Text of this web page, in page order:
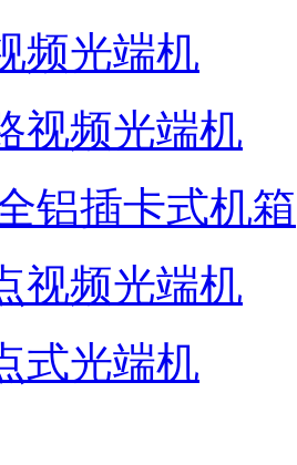
频光端机
视频光端机
铝插卡式机箱
视频光端机
式光端机